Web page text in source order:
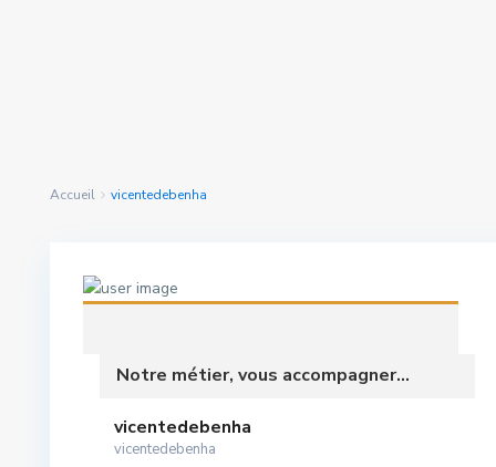
Accueil vicentedebenha
Notre métier, vous accompagner...
vicentedebenha
vicentedebenha